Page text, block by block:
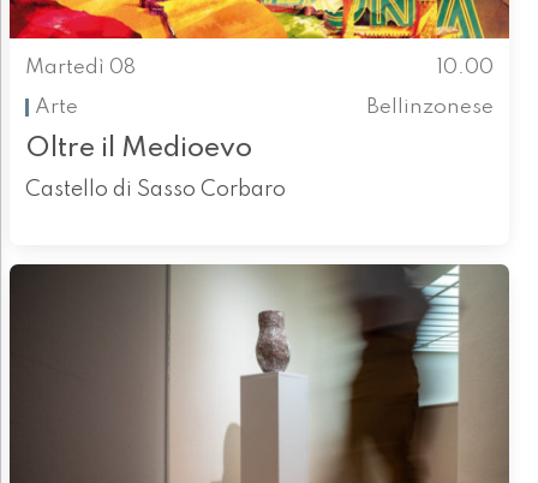
Martedì 08
10.00
Arte
Bellinzonese
Oltre il Medioevo
Castello di Sasso Corbaro